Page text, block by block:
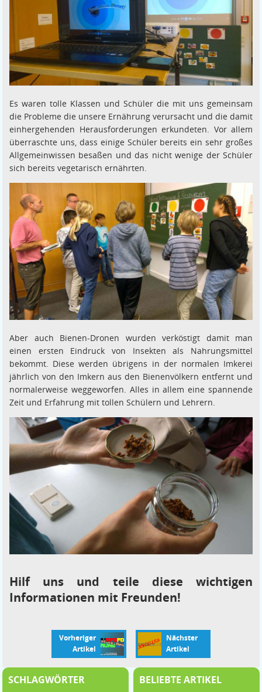
Es waren tolle Klassen und Schüler die mit uns gemeinsam
die Probleme die unsere Ernährung verursacht und die damit
einhergehenden Herausforderungen erkundeten. Vor allem
überraschte uns, dass einige Schüler bereits ein sehr großes
Allgemeinwissen besaßen und das nicht wenige der Schüler
sich bereits vegetarisch ernährten.
Aber auch Bienen-Dronen wurden verköstigt damit man
einen ersten Eindruck von Insekten als Nahrungsmittel
bekommt. Diese werden übrigens in der normalen Imkerei
jährlich von den Imkern aus den Bienenvölkern entfernt und
normalerweise weggeworfen. Alles in allem eine spannende
Zeit und Erfahrung mit tollen Schülern und Lehrern.
Hilf uns und teile diese wichtigen
Informationen mit Freunden!
Vorheriger
Artikel
Nächster
Artikel
SCHLAGWÖRTER BELIEBTE ARTIKEL